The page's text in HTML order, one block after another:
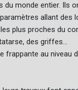
monde entier. Ils
allant des
plus proches du
des griffes...
au niveau